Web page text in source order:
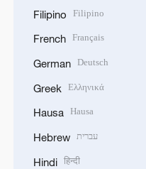
Filipino Filipino
French Français
German Deutsch
Greek Ελληνικά
Hausa Hausa
Hebrew עברית
Hindi हिन्दी